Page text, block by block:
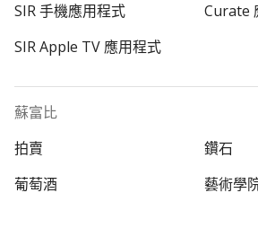
SIR 手機應用程式
Curate
SIR Apple TV 應用程式
蘇富比
拍賣
鑽石
葡萄酒
藝術學